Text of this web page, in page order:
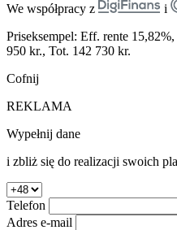
We współpracy z
i
Priseksempel: Eff. rente
950 kr., Tot. 142 730 kr.
Cofnij
REKLAMA
Wypełnij dane
i zbliż się do realizacji swoich
Telefon
Adres e-mail